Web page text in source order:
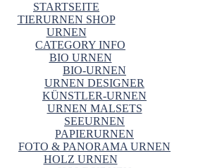
STARTSEITE
TIERURNEN SHOP
URNEN
CATEGORY INFO
BIO URNEN
BIO-URNEN
URNEN DESIGNER
KÜNSTLER-URNEN
URNEN MALSETS
SEEURNEN
PAPIERURNEN
FOTO & PANORAMA URNEN
HOLZ URNEN